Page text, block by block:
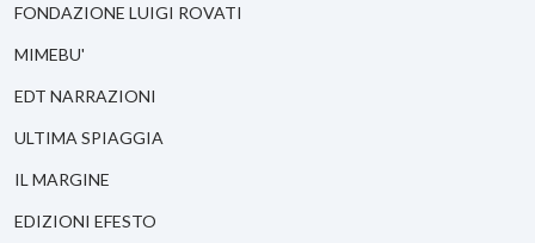
FONDAZIONE LUIGI ROVATI
MIMEBU'
EDT NARRAZIONI
ULTIMA SPIAGGIA
IL MARGINE
EDIZIONI EFESTO